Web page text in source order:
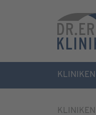
KLINIKEN